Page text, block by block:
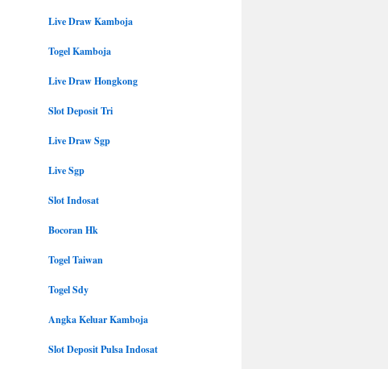
Live Draw Kamboja
Togel Kamboja
Live Draw Hongkong
Slot Deposit Tri
Live Draw Sgp
Live Sgp
Slot Indosat
Bocoran Hk
Togel Taiwan
Togel Sdy
Angka Keluar Kamboja
Slot Deposit Pulsa Indosat